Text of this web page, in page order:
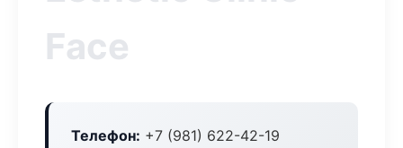
Face
Телефон: +7 (981) 622-42-19